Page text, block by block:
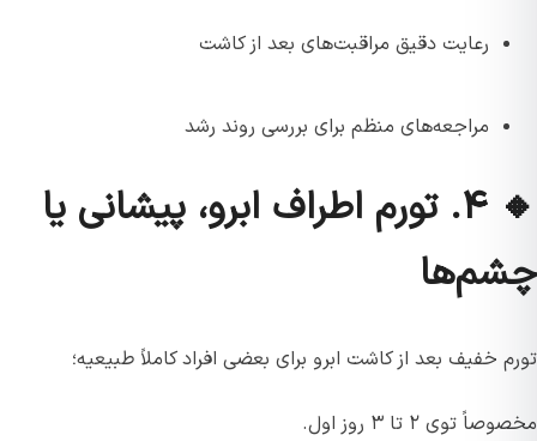
رعایت دقیق مراقبت‌های بعد از کاشت
مراجعه‌های منظم برای بررسی روند رشد
🔸 ۴. تورم اطراف ابرو، پیشانی یا
چشم‌ها
تورم خفیف بعد از کاشت ابرو برای بعضی افراد کاملاً طبیعیه؛
مخصوصاً توی ۲ تا ۳ روز اول.